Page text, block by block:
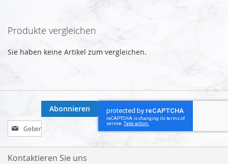
Produkte vergleichen
Sie haben keine Artikel zum vergleichen.
Melden
Sie
sich
für
Abonnieren
Kontaktieren Sie uns